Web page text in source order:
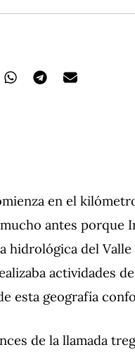
en el
antes porque
hidrológica del
actividades
esta geografía
de la llamada